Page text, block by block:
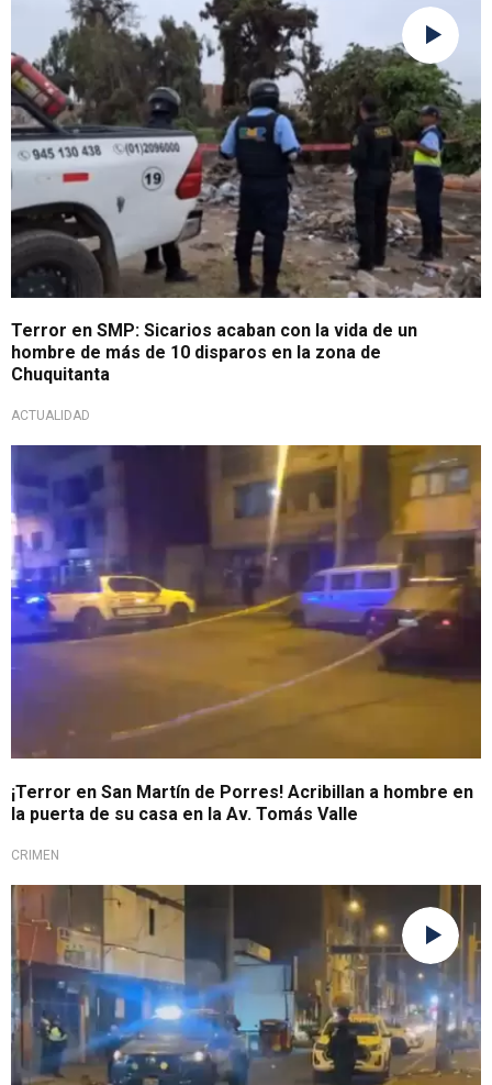
Terror en SMP: Sicarios acaban con la vida de un
hombre de más de 10 disparos en la zona de
Chuquitanta
ACTUALIDAD
Durante la madrugada
¡Terror en San Martín de Porres! Acribillan a hombre en
la puerta de su casa en la Av. Tomás Valle
CRIMEN
Una víctima más